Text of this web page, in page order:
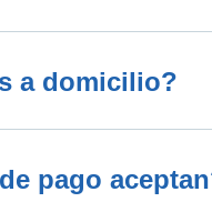
a domicilio?
pago